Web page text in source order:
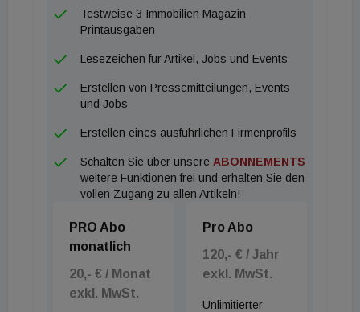
Lösungen garantieren."
Testweise 3 Immobilien Magazin
Printausgaben
Lesezeichen für Artikel, Jobs und Events
Erstellen von Pressemitteilungen, Events
und Jobs
Erstellen eines ausführlichen Firmenprofils
Schalten Sie über unsere ABONNEMENTS
weitere Funktionen frei und erhalten Sie den
vollen Zugang zu allen Artikeln!
PRO Abo
monatlich
20,- € / Monat
exkl. MwSt.
Pro Abo
120,- € / Jahr
exkl. MwSt.
Unlimitierter